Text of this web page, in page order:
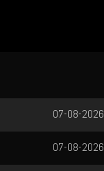
07-08-2026
07-08-2026